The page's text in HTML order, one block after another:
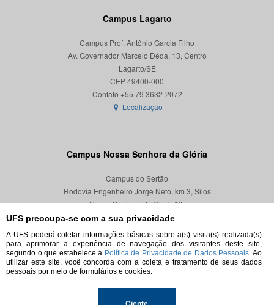
UFS preocupa-se com a sua privacidade
A UFS poderá coletar informações básicas sobre a(s) visita(s) realizada(s)
para aprimorar a experiência de navegação dos visitantes deste site,
segundo o que estabelece a Política de Privacidade de Dados Pessoais. Ao
utilizar este site, você concorda com a coleta e tratamento de seus dados
pessoais por meio de formulários e cookies.
Campus Lagarto
Campus Prof. Antônio Garcia Filho
Av. Governador Marcelo Déda, 13, Centro
Lagarto/SE
CEP 49400-000
Localização
Campus Nossa Senhora da Glória
Campus do Sertão
Rodovia Engenheiro Jorge Neto, km 3, Silos
Nossa Senhora da Glória/SE
CEP 49680-000
Localização